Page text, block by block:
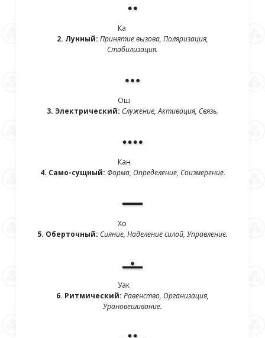
Ка
2. Лунный: Принятие вызова, Поляризация,
Стабилизация.
Ош
3. Электрический: Служение, Активация, Связь.
Кан
4. Само-сущный: Форма, Определение, Соизмерение.
Хо
5. Оберточный: Сияние, Наделение силой, Управление.
Уак
6. Ритмический: Равенство, Организация,
Урановешивание.